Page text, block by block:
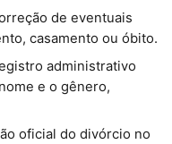
de eventuais
casamento ou óbito.
administrativo
e o gênero,
oficial do divórcio no